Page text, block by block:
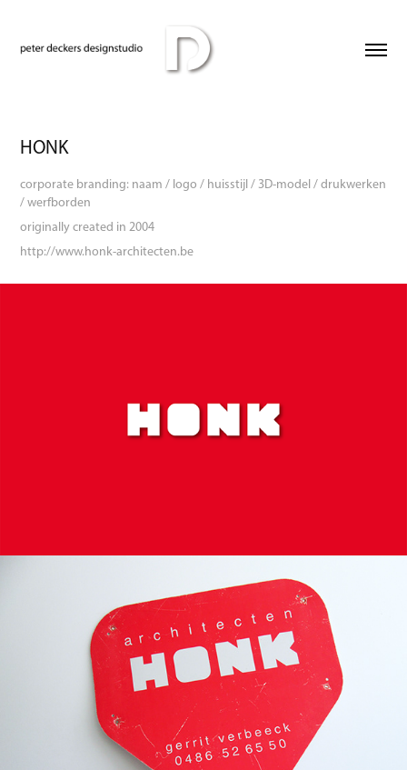
HONK
corporate branding: naam / logo / huisstijl / 3D-model / drukwerken
/ werfborden
originally created in 2004
http://www.honk-architecten.be